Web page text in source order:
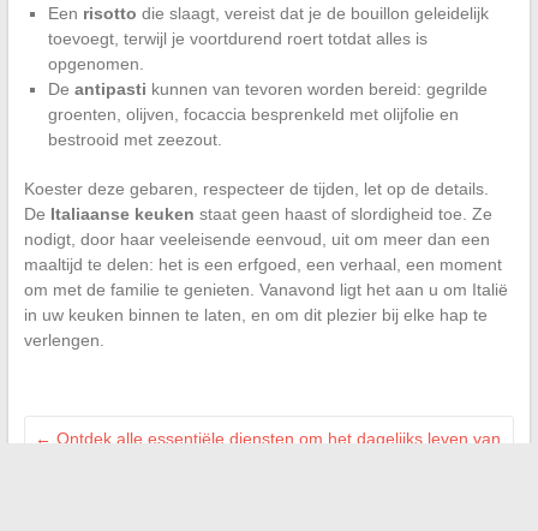
Een risotto die slaagt, vereist dat je de bouillon geleidelijk
toevoegt, terwijl je voortdurend roert totdat alles is
opgenomen.
De antipasti kunnen van tevoren worden bereid: gegrilde
groenten, olijven, focaccia besprenkeld met olijfolie en
bestrooid met zeezout.
Koester deze gebaren, respecteer de tijden, let op de details.
De Italiaanse keuken staat geen haast of slordigheid toe. Ze
nodigt, door haar veeleisende eenvoud, uit om meer dan een
maaltijd te delen: het is een erfgoed, een verhaal, een moment
om met de familie te genieten. Vanavond ligt het aan u om Italië
in uw keuken binnen te laten, en om dit plezier bij elke hap te
verlengen.
← Ontdek alle essentiële diensten om het dagelijks leven van